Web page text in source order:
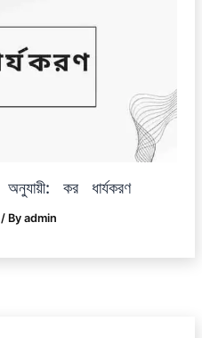
কর ধার্যকরণ
By admin